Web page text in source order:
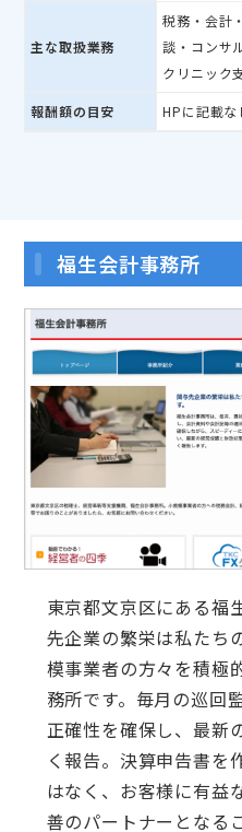
主な取扱業務
税務・会計
談・コンサ
クリニック
報酬額の目安 HPに記載な
福生会計事務所
東京都文京区にある福
先企業の繁栄は私たち
模事業者の方々を積極
務所です。毎月の巡回
正確性を確保し、最新
く報告。決算申告書を
はなく、お客様に有益
善のパートナーとなる